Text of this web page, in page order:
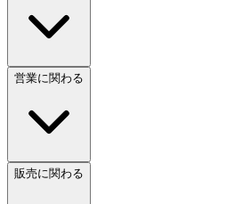
営業に関わる
販売に関わる